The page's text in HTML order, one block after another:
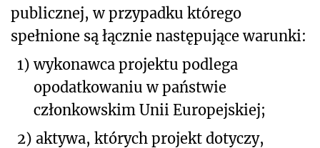
publicznej, w przypadku którego
spełnione są łącznie następujące warunki:
1) wykonawca projektu podlega
opodatkowaniu w państwie
członkowskim Unii Europejskiej;
2) aktywa, których projekt dotyczy,